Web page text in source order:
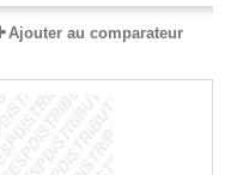
Ajouter au comparateur